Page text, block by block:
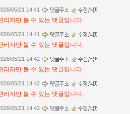
05/21 14:41
리자만 볼 수 있는 댓글입니다.
05/21 14:41
리자만 볼 수 있는 댓글입니다.
05/21 14:42
리자만 볼 수 있는 댓글입니다.
05/21 14:42
리자만 볼 수 있는 댓글입니다.
05/21 14:42